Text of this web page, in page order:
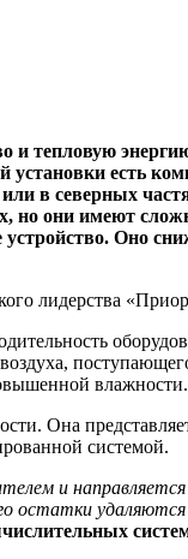
и тепловую
есть
в северных
но они имеют
Оно
лидерства
влажности.
Она
системой.
и
остатки